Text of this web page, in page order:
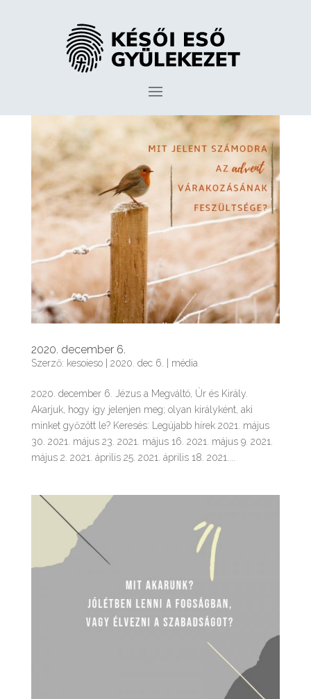
2020. december 6.
Szerző: kesoieso| 2020. dec 6. média
2020. december 6. Jézus a Megváltó, Úr és Király.
Akarjuk, hogy így jelenjen meg; olyan királyként, aki
minket győzött le? Keresés: Legújabb hírek 2021. május
30. 2021. május 23. 2021. május 16. 2021. május 9. 2021.
május 2. 2021. április 25. 2021. április 18. 2021....